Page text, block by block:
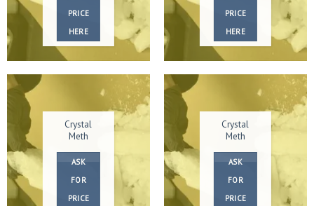
FOR
PRICE
FOR
PRICE